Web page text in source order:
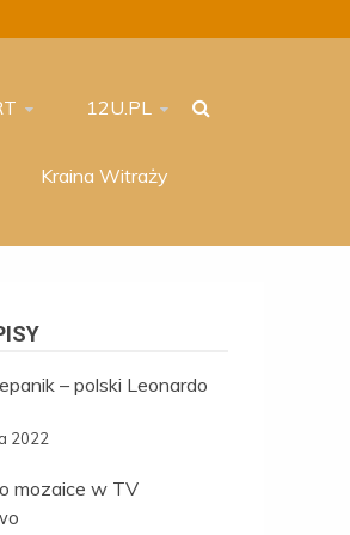
12U.PL
Kraina Witraży
– polski Leonardo
2022
mozaice w TV